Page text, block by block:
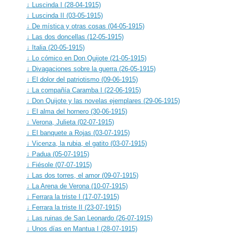
↓ Luscinda I (28-04-1915)
↓ Luscinda II (03-05-1915)
↓ De mística y otras cosas (04-05-1915)
↓ Las dos doncellas (12-05-1915)
↓ Italia (20-05-1915)
↓ Lo cómico en Don Quijote (21-05-1915)
↓ Divagaciones sobre la guerra (26-05-1915)
↓ El dolor del patriotismo (09-06-1915)
↓ La compañía Caramba I (22-06-1915)
↓ Don Quijote y las novelas ejemplares (29-06-1915)
↓ El alma del hornero (30-06-1915)
↓ Verona, Julieta (02-07-1915)
↓ El banquete a Rojas (03-07-1915)
↓ Vicenza, la rubia, el gatito (03-07-1915)
↓ Padua (05-07-1915)
↓ Fiésole (07-07-1915)
↓ Las dos torres, el amor (09-07-1915)
↓ La Arena de Verona (10-07-1915)
↓ Ferrara la triste I (17-07-1915)
↓ Ferrara la triste II (23-07-1915)
↓ Las ruinas de San Leonardo (26-07-1915)
↓ Unos días en Mantua I (28-07-1915)